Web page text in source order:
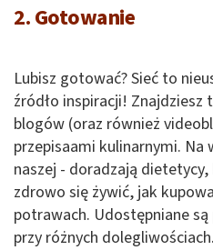
2. Gotowanie
Lubisz gotować? Sieć to
źródło inspiracji!
blogów (oraz również
przepisaami kulinarnymi.
naszej - doradzają
zdrowo się żywić, jak
potrawach. Udostępniane
przy różnych dolegliwościach.